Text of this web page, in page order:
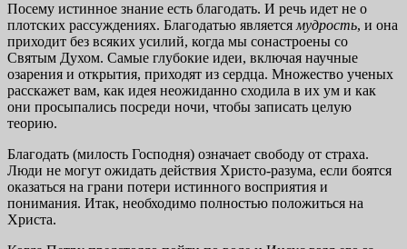
Посему истинное знание есть благодать. И речь идет не о
плотских рассуждениях. Благодатью являетсямудрость, и она
приходит без всяких усилий, когда мы сонастроены со
Святым Духом. Самые глубокие идеи, включая научные
озарения и открытия, приходят из сердца. Множество ученых
расскажет вам, как идея неожиданно сходила в их ум и как
они просыпались посреди ночи, чтобы записать целую
теорию.
Благодать (милость Господня) означает свободу от страха.
Люди не могут ожидать действия Христо-разума, если боятся
оказаться на грани потери истинного восприятия и
понимания. Итак, необходимо полностью положиться на
Христа.